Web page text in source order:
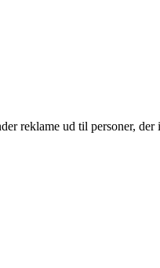
reklame ud til personer,